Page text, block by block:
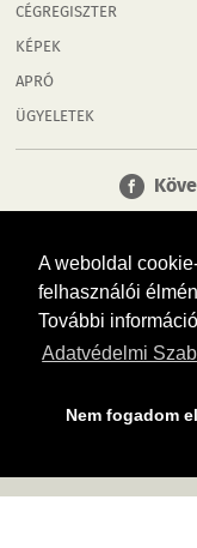
A weboldal
felhasználói
További
Adatvédelmi
Nem fogadom el
CÉGREGISZTER
KÉPEK
APRÓ
ÜGYELETEK
Tudj meg többet
menü, cégek…. és
MÉDIAAJÁNLÓ